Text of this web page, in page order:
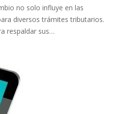
no solo influye en las
diversos trámites tributarios.
respaldar sus…